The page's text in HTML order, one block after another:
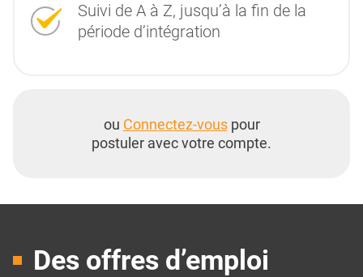
Suivi de A à Z, jusqu’à la fin de la
période d’intégration
ou Connectez-vouspour
postuler avec votre compte.
Des offres d’emploi